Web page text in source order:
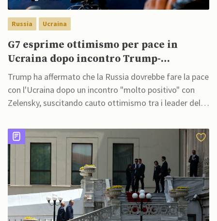
Russia Ucraina
G7 esprime ottimismo per pace in
Ucraina dopo incontro Trump-
Zelensky: maggiori forniture armi a
Kiev e sanzioni contro Mosca
Trump ha affermato che la Russia dovrebbe fare la pace
con l'Ucraina dopo un incontro "molto positivo" con
Zelensky, suscitando cauto ottimismo tra i leader del